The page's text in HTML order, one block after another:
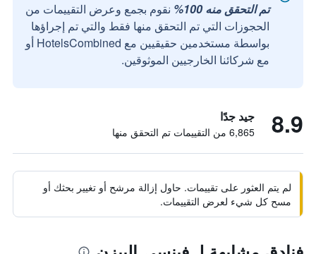
تم التحقق منه 100%
نقوم بجمع وعرض التقييمات من
الحجوزات التي تم التحقق منها فقط والتي تم إجراؤها
بواسطة مستخدمين حقيقيين مع HotelsCombined أو
مع شركائنا الخارجيين الموثوقين.
8.9 جيد جدًا
6,865 من التقييمات تم التحقق منها
لم يتم العثور على تقييمات. حاول إزالة مرشح أو تغيير بحثك أو
مسح كل شيء لعرض التقييمات.